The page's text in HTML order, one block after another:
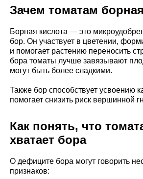
Зачем томатам
Борная кислота — это
бор. Он участвует в цветении,
и помогает растению переносить
бора томаты лучше завязывают
могут быть более сладкими.
Также бор способствует усвоению
помогает снизить риск вершинной
Как понять, что
хватает бора
О дефиците бора могут говорить
признаков: